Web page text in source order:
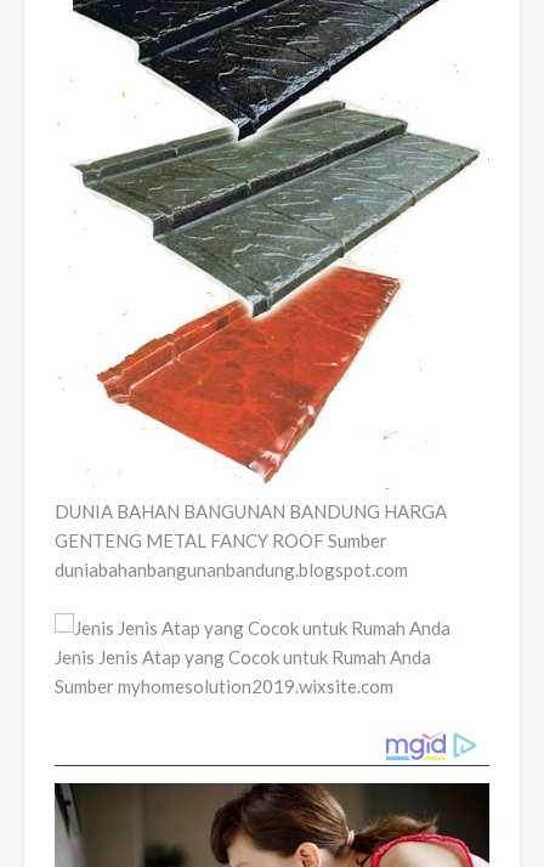
DUNIA BAHAN BANGUNAN BANDUNG HARGA
GENTENG METAL FANCY ROOF Sumber
duniabahanbangunanbandung.blogspot.com
Jenis Jenis Atap yang Cocok untuk Rumah Anda
Sumber myhomesolution2019.wixsite.com